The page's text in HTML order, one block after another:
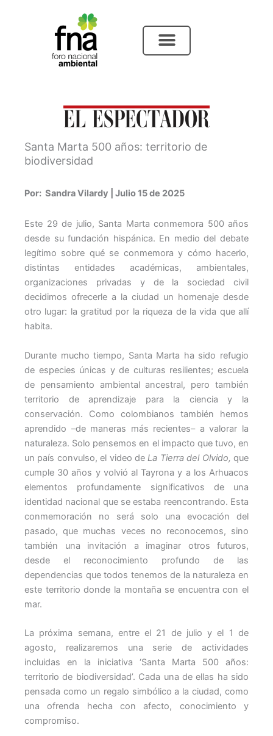
Santa Marta 500 años: territorio de
biodiversidad
Por: Sandra Vilardy | Julio 15 de 2025
Este 29 de julio, Santa Marta conmemora 500 años
desde su fundación hispánica. En medio del debate
legítimo sobre qué se conmemora y cómo hacerlo,
distintas entidades académicas, ambientales,
organizaciones privadas y de la sociedad civil
decidimos ofrecerle a la ciudad un homenaje desde
otro lugar: la gratitud por la riqueza de la vida que allí
habita.
Durante mucho tiempo, Santa Marta ha sido refugio
de especies únicas y de culturas resilientes; escuela
de pensamiento ambiental ancestral, pero también
territorio de aprendizaje para la ciencia y la
conservación. Como colombianos también hemos
aprendido –de maneras más recientes– a valorar la
naturaleza. Solo pensemos en el impacto que tuvo, en
un país convulso, el video deLa Tierra del Olvido, que
cumple 30 años y volvió al Tayrona y a los Arhuacos
elementos profundamente significativos de una
identidad nacional que se estaba reencontrando. Esta
conmemoración no será solo una evocación del
pasado, que muchas veces no reconocemos, sino
también una invitación a imaginar otros futuros,
desde el reconocimiento profundo de las
dependencias que todos tenemos de la naturaleza en
este territorio donde la montaña se encuentra con el
mar.
La próxima semana, entre el 21 de julio y el 1 de
agosto, realizaremos una serie de actividades
incluidas en la iniciativa ‘Santa Marta 500 años:
territorio de biodiversidad’. Cada una de ellas ha sido
pensada como un regalo simbólico a la ciudad, como
una ofrenda hecha con afecto, conocimiento y
compromiso.